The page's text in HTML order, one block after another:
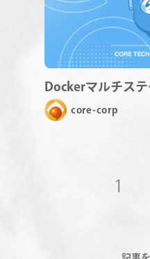
Dockerマルチス
core-corp
1